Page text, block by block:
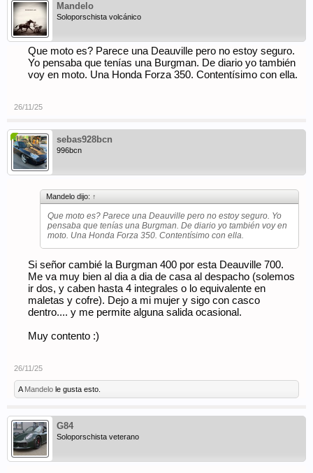
Mandelo
Soloporschista volcánico
Que moto es? Parece una Deauville pero no estoy seguro.
Yo pensaba que tenías una Burgman. De diario yo también
voy en moto. Una Honda Forza 350. Contentísimo con ella.
26/11/25
sebas928bcn
996bcn
Mandelo dijo: ↑
Que moto es? Parece una Deauville pero no estoy seguro. Yo
pensaba que tenías una Burgman. De diario yo también voy en
moto. Una Honda Forza 350. Contentísimo con ella.
Si señor cambié la Burgman 400 por esta Deauville 700.
Me va muy bien al dia a dia de casa al despacho (solemos
ir dos, y caben hasta 4 integrales o lo equivalente en
maletas y cofre). Dejo a mi mujer y sigo con casco
dentro.... y me permite alguna salida ocasional.
Muy contento :)
26/11/25
A Mandelo le gusta esto.
G84
Soloporschista veterano